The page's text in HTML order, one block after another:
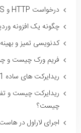
درخواست HTTP و HTTPS چیست؟
چگونه یک افزونه
کدنویسی تمیز و
فریم ورک چیست و چرا
ریدایرکت های ساده 301 برای جابجایی ادرس ها
چیست؟
اجرای لاراول در